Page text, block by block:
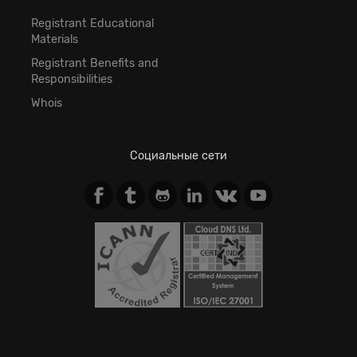
Registrant Educational
Materials
Registrant Benefits and
Responsibilities
Whois
Социальные сети